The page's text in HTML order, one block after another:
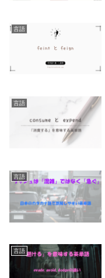
言語
言語
言語
言語